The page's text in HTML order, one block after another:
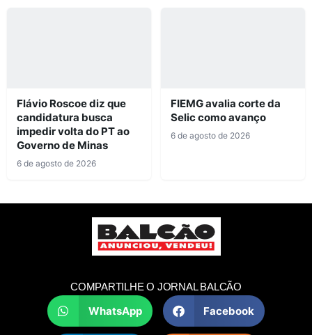
Flávio Roscoe diz que
candidatura busca
impedir volta do PT ao
Governo de Minas
6 de agosto de 2026
FIEMG avalia corte da
Selic como avanço
6 de agosto de 2026
COMPARTILHE O JORNAL BALCÃO
WhatsApp Facebook